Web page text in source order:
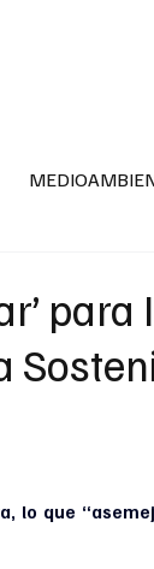
lo que